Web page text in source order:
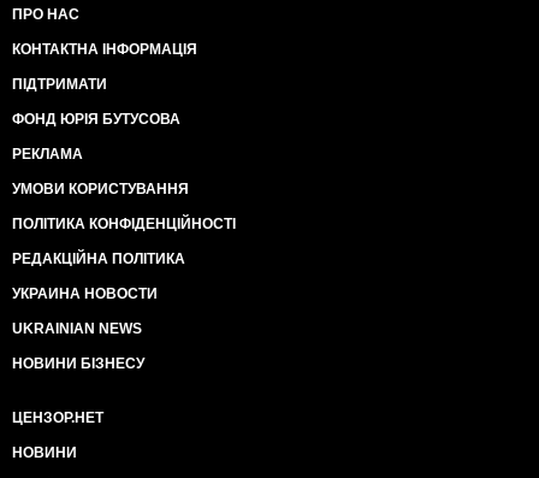
ПРО НАС
КОНТАКТНА ІНФОРМАЦІЯ
ПІДТРИМАТИ
ФОНД ЮРІЯ БУТУСОВА
РЕКЛАМА
УМОВИ КОРИСТУВАННЯ
ПОЛІТИКА КОНФІДЕНЦІЙНОСТІ
РЕДАКЦІЙНА ПОЛІТИКА
УКРАИНА НОВОСТИ
UKRAINIAN NEWS
НОВИНИ БІЗНЕСУ
ЦЕНЗОР.НЕТ
НОВИНИ